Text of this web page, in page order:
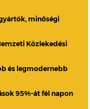
minőségi
Közlekedési
és legmodernebb
95%-át fél napon